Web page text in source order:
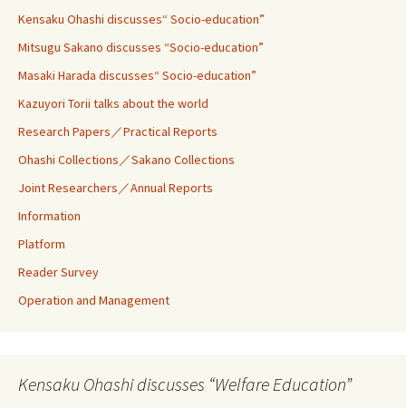
Kensaku Ohashi discusses“ Socio-education”
Mitsugu Sakano discusses “Socio-education”
Masaki Harada discusses“ Socio-education”
Kazuyori Torii talks about the world
Research Papers／Practical Reports
Ohashi Collections／Sakano Collections
Joint Researchers／Annual Reports
Information
Platform
Reader Survey
Operation and Management
Kensaku Ohashi discusses “Welfare Education”